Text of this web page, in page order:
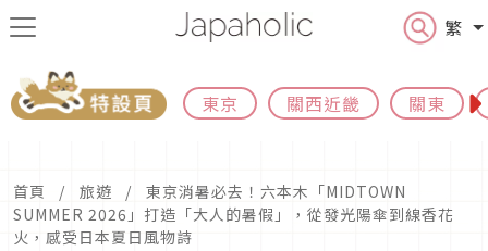
繁
東京 關西近畿 關東
首頁 旅遊
東京消暑必去！六本木「MIDTOWN
SUMMER 2026」打造「大人的暑假」，從發光陽傘到線香花
火，感受日本夏日風物詩